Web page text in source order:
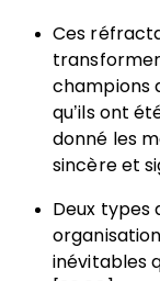
Ces
champions
qu’ils ont
donné les
sincère et
Deux types
inévitables